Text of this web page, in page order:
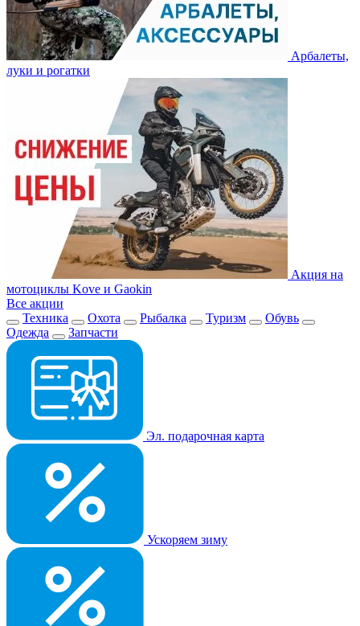
Арбалеты,
луки и рогатки
Акция на
мотоциклы Kove и Gaokin
Все акции
Техника
Охота Рыбалка Туризм
Обувь
Одежда
Запчасти
Эл. подарочная карта
Ускоряем зиму